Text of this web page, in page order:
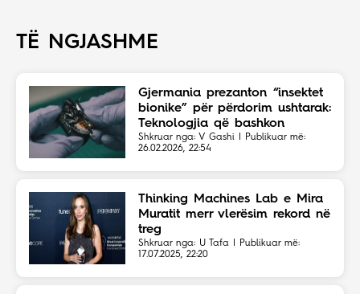
TË NGJASHME
Gjermania prezanton “insektet
bionike” për përdorim ushtarak:
Teknologjia që bashkon
organizmat e gjallë me AI
Shkruar nga: V Gashi | Publikuar më:
26.02.2026, 22:54
Thinking Machines Lab e Mira
Muratit merr vlerësim rekord në
treg
Shkruar nga: U Tafa | Publikuar më:
17.07.2025, 22:20